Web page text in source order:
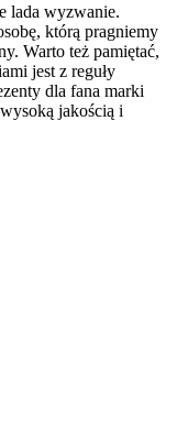
lada wyzwanie.
którą pragniemy
Warto też pamiętać,
jest z reguły
dla fana marki
jakością i